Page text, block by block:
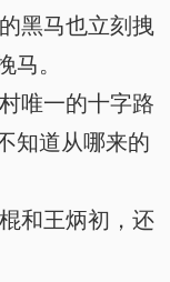
黑马也立刻拽
。
唯一的十字路
知道从哪来的
和王炳初，还